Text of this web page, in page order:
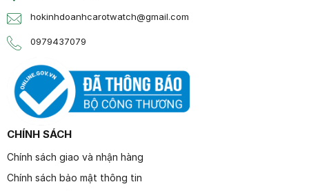
hokinhdoanhcarotwatch@gmail.com
0979437079
CHÍNH SÁCH
Chính sách giao và nhận hàng
Chính sách bảo mật thông tin